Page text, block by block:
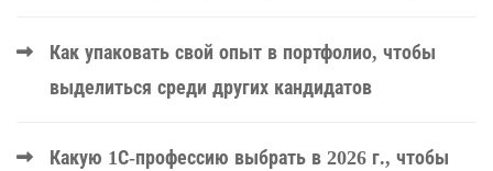
Как упаковать свой опыт в портфолио, чтобы
выделиться среди других кандидатов
Какую 1С-профессию выбрать в 2026 г., чтобы